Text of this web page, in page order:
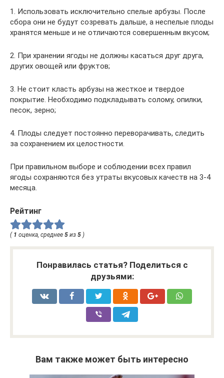
1. Использовать исключительно спелые арбузы. После
сбора они не будут созревать дальше, а неспелые плоды
хранятся меньше и не отличаются совершенным вкусом;
2. При хранении ягоды не должны касаться друг друга,
других овощей или фруктов;
3. Не стоит класть арбузы на жесткое и твердое
покрытие. Необходимо подкладывать солому, опилки,
песок, зерно;
4. Плоды следует постоянно переворачивать, следить
за сохранением их целостности.
При правильном выборе и соблюдении всех правил
ягоды сохраняются без утраты вкусовых качеств на 3-4
месяца.
Рейтинг
( 1 оценка, среднее 5 из 5 )
Понравилась статья? Поделиться с
друзьями:
Вам также может быть интересно